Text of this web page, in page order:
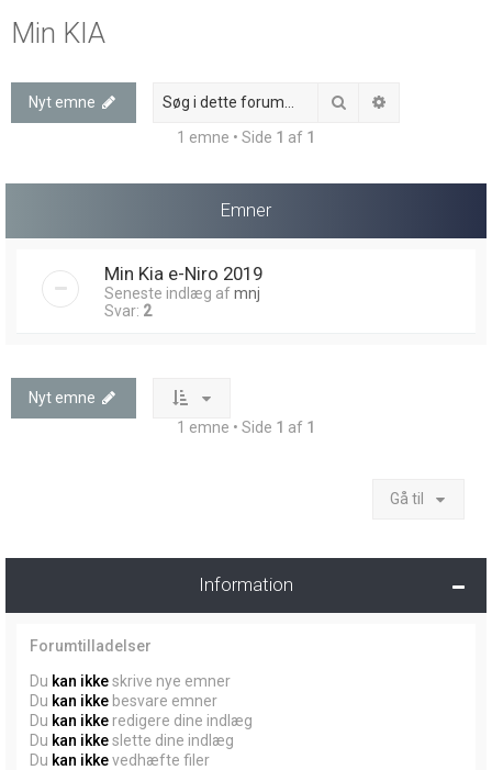
Min KIA
Nyt emne Søg
1 emne • Side 1 af 1
Emner
Min Kia e-Niro 2019
Seneste indlæg afmnj
Svar: 2
Nyt emne
1 emne • Side 1 af 1
Gå til
Information
Forumtilladelser
Du kan ikkeskrive nye emner
Du kan ikke besvare emner
Du kan ikke redigere dine indlæg
Du kan ikkeslette dine indlæg
Du kan ikkevedhæfte filer